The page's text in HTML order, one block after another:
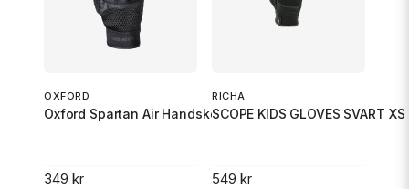
OXFORD
Oxford Spartan Air Handske Svart L
349 kr
RICHA
SCOPE KIDS GLOVES SVART XS
549 kr